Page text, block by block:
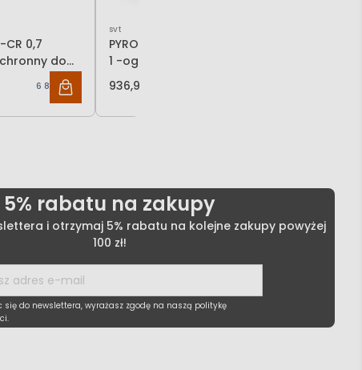
CR 0,7
do
6 898,41 zł
svt
PYRO-SAFE FLAMMOPLAST KS
1 -ogniochronna farba
pęczniejąca
936,93 zł
5% rabatu na zakupy
i otrzymaj 5% rabatu na kolejne zakupy powyżej
100 zł!
się do newslettera, wyrażasz zgodę na naszą politykę